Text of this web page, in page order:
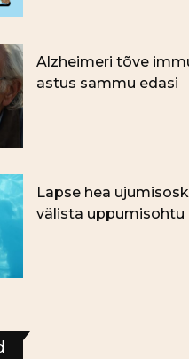
Alzheimeri tõve
astus sammu edasi
Lapse hea
välista uppumisohtu